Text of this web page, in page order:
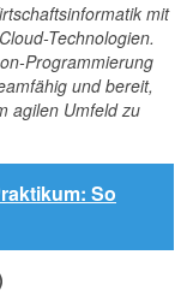
mit
Technologien.
Programmierung
und bereit,
agilen Umfeld zu
So